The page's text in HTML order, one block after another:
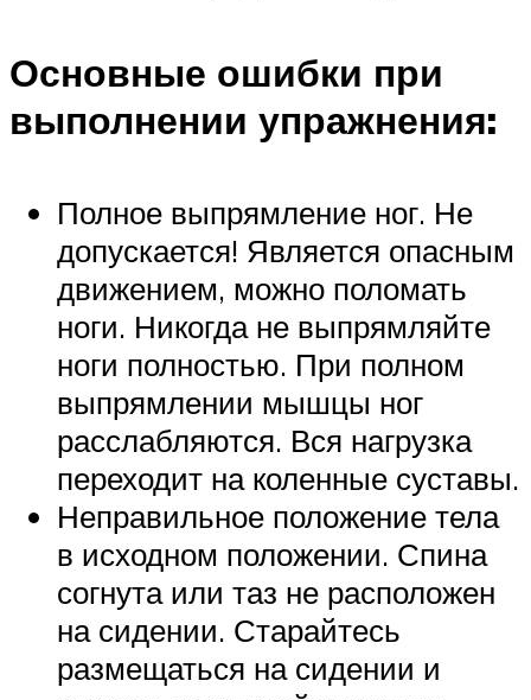
Основные ошибки при
выполнении упражнения:
Полное выпрямление ног. Не
допускается! Является опасным
движением, можно поломать
ноги. Никогда не выпрямляйте
ноги полностью. При полном
выпрямлении мышцы ног
расслабляются. Вся нагрузка
переходит на коленные суставы.
Неправильное положение тела
в исходном положении. Спина
согнута или таз не расположен
на сидении. Старайтесь
размещаться на сидении и